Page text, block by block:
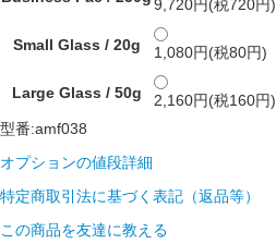
9,720円(税720円)
Small Glass / 20g 1,080円(税80円)
Large Glass / 50g
2,160円(税160円)
型番:amf038
オプションの値段詳細
特定商取引法に基づく表記（返品等）
この商品を友達に教える